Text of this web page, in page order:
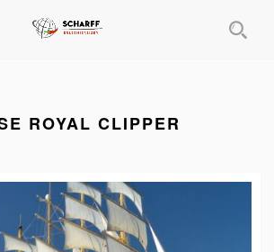
ROYAL CLIPPER